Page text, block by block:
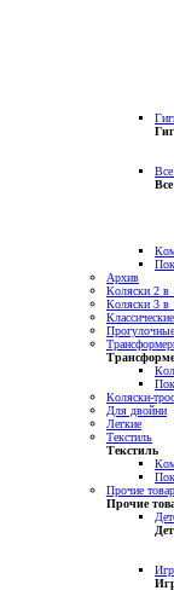
Архив
Коляски 2 в
Коляски 3 в
Классические
Прогулочные
Коляски-
Для двойни
Легкие
Текстиль
Текстиль
Прочие
Прочие